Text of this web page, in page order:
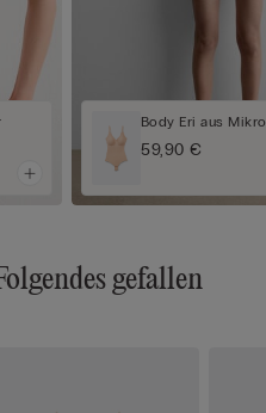
Body Eri aus
59,90 €
gefallen